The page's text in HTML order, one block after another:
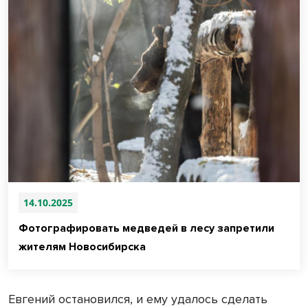
14.10.2025
Фотографировать медведей в лесу запретили
жителям Новосибирска
Евгений остановился, и ему удалось сделать